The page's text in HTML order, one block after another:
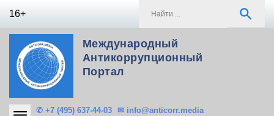
16+ search
Международный
Антикоррупционный
Портал
✆ +7 (495) 637-44-03
✉ info@anticorr.media